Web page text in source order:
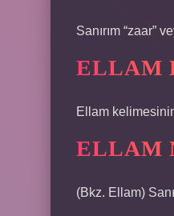
Sanırım “zaar”
ELLAM
Ellam
ELLAM
(Bkz. Ellam)